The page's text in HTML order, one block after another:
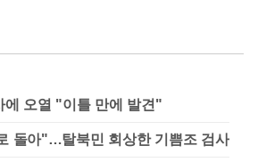
에 오열 "이틀 만에 발견"
돌아"…탈북민 회상한 기쁨조 검사